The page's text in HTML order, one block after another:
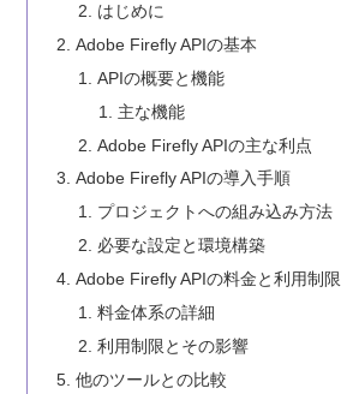
はじめに
Adobe Firefly APIの基本
APIの概要と機能
主な機能
Adobe Firefly APIの主な利点
Adobe Firefly APIの導入手順
プロジェクトへの組み込み方法
必要な設定と環境構築
Adobe Firefly APIの料金と利用制限
料金体系の詳細
利用制限とその影響
他のツールとの比較